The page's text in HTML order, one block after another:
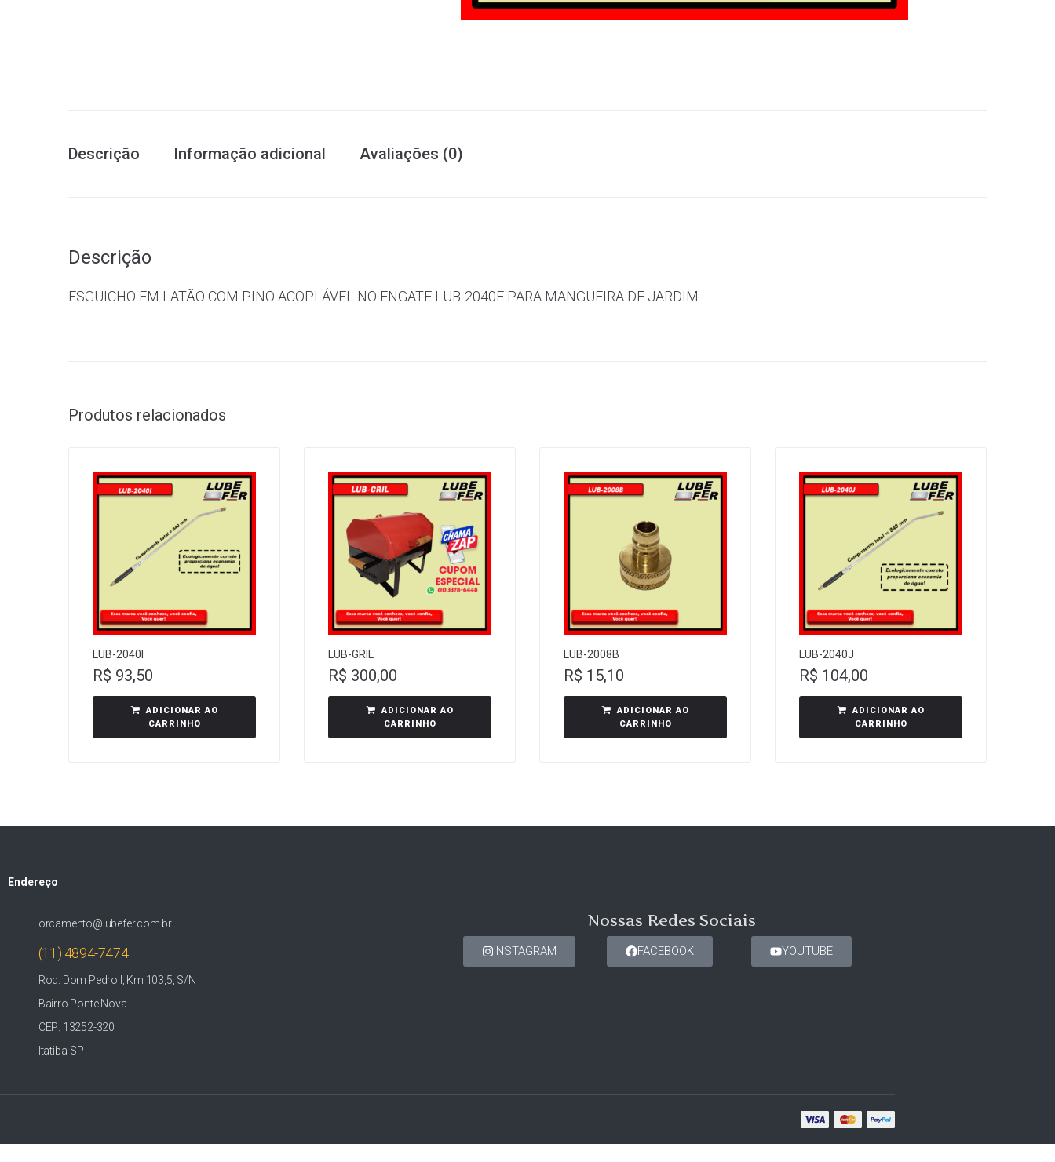
Descrição Informação adicional Avaliações (0)
Descrição
ESGUICHO EM LATÃO COM PINO ACOPLÁVEL NO ENGATE LUB-2040E PARA MANGUEIRA DE JARDIM
Produtos relacionados
LUB-2040I
R$ 93,50
ADICIONAR AO
CARRINHO
LUB-GRIL
R$ 300,00
ADICIONAR AO
CARRINHO
LUB-2008B
R$ 15,10
ADICIONAR AO
CARRINHO
LUB-2040J
R$ 104,00
ADICIONAR AO
CARRINHO
Endereço
orcamento@lubefer.com.br
(11) 4894-7474
Rod. Dom Pedro I, Km 103,5, S/N
Bairro Ponte Nova
CEP: 13252-320
Itatiba-SP
Nossas Redes Sociais
INSTAGRAM FACEBOOK YOUTUBE